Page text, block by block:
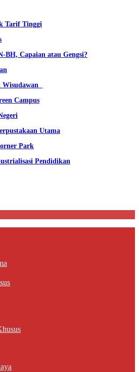
Tarif Tinggi
Capaian atau Gengsi?
Campus
Utama
Park
Pendidikan